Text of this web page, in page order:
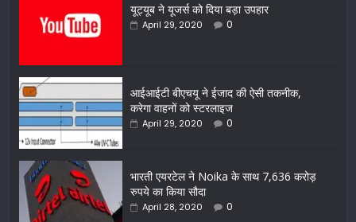
यूट्यूब ने यूजर्स को दिया बड़ा उपहार
April 29, 2020 0
आईआईटी बीएचयू ने ईजाद की ऐसी तकनीक,
करेगा वाहनों को स्टरलाइज
April 29, 2020 0
भारती एयरटेल ने Noika के साथ 7,636 करोड़
रुपये का किया सौदा
April 28, 2020 0